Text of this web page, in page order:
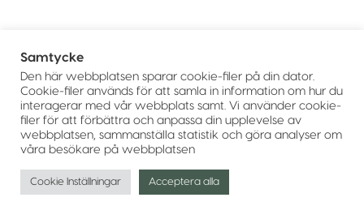
Samtycke
Den här webbplatsen sparar cookie-filer på din dator.
Cookie-filer används för att samla in information om hur du
interagerar med vår webbplats samt. Vi använder cookie-
filer för att förbättra och anpassa din upplevelse av
webbplatsen, sammanställa statistik och göra analyser om
våra besökare på webbplatsen
Cookie Inställningar Acceptera alla